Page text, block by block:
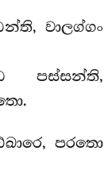
වාලග්ගං
පස්සන්ති,
පරතො